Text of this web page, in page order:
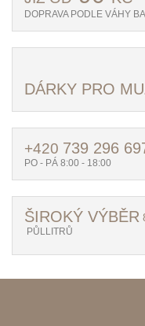
DOPRAVA PODLE VÁHY
DÁRKY PRO
+420 739 296
PO - PÁ 8:00 - 18:00
ŠIROKÝ VÝBĚR
PŮLLITRŮ